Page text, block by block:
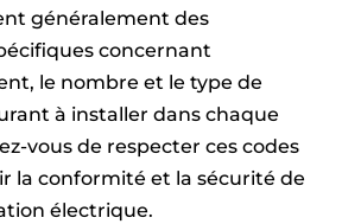
généralement des
concernant
le nombre et le type de
à installer dans chaque
vous de respecter ces codes
la conformité et la sécurité de
électrique.